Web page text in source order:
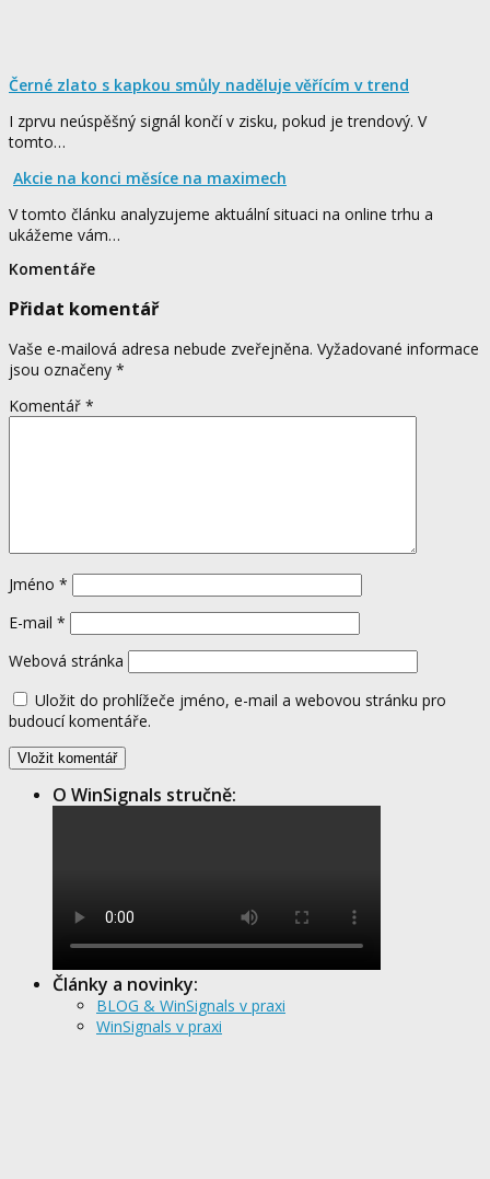
Černé zlato s kapkou smůly naděluje věřícím v trend
I zprvu neúspěšný signál končí v zisku, pokud je trendový. V
tomto…
Akcie na konci měsíce na maximech
V tomto článku analyzujeme aktuální situaci na online trhu a
ukážeme vám…
Komentáře
Přidat komentář
Vaše e-mailová adresa nebude zveřejněna. Vyžadované informace
jsou označeny *
Komentář *
Jméno *
E-mail *
Webová stránka
Uložit do prohlížeče jméno, e-mail a webovou stránku pro
budoucí komentáře.
O WinSignals stručně:
Články a novinky:
BLOG & WinSignals v praxi
WinSignals v praxi